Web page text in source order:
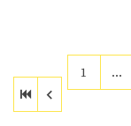
1 …